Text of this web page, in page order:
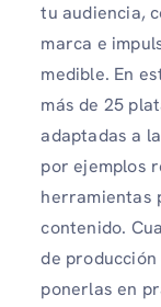
tu audiencia,
marca e
medible. En
más de 25
adaptadas a
por ejemplos
herramientas
contenido.
de
ponerlas en